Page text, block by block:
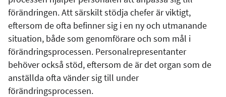
förändringen. Att särskilt stödja chefer är viktigt,
eftersom de ofta befinner sig i en ny och utmanande
situation, både som genomförare och som mål i
förändringsprocessen. Personalrepresentanter
behöver också stöd, eftersom de är det organ som de
anställda ofta vänder sig till under
förändringsprocessen.